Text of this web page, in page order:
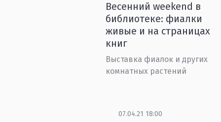
Весенний weekend в
библиотеке: фиалки
живые и на страницах
книг
Выставка фиалок и других
комнатных растений
07.04.21 18:00